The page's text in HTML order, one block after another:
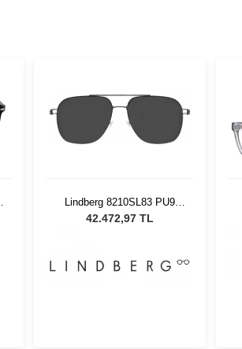
Lindberg 8210SL83 PU9
55145
42.472,97 TL